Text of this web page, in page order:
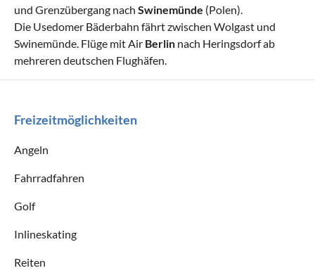
und Grenzübergang nach Swinemünde (Polen).
Die Usedomer Bäderbahn fährt zwischen Wolgast und
Swinemünde. Flüge mit Air Berlin nach Heringsdorf ab
mehreren deutschen Flughäfen.
Freizeitmöglichkeiten
Angeln
Fahrradfahren
Golf
Inlineskating
Reiten